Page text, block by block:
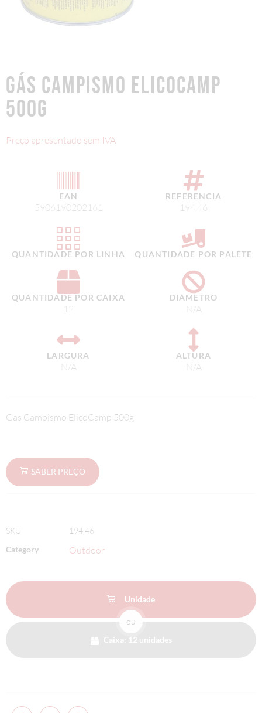
GÁS CAMPISMO ELICOCAMP
500G
Preço apresentado sem IVA
EAN
5906190202161
QUANTIDADE POR LINHA
QUANTIDADE POR CAIXA
12
LARGURA
N/A
REFERENCIA
194.46
QUANTIDADE POR PALETE
DIAMETRO
N/A
ALTURA
N/A
Gas Campismo ElicoCamp 500g
SABER PREÇO
SKU
194.46
Category
Outdoor
Unidade
ou
Caixa: 12 unidades